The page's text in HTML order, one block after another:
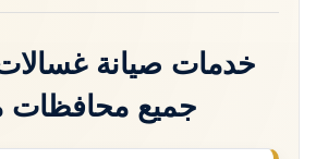
خدمات صيانة
جميع محافظات